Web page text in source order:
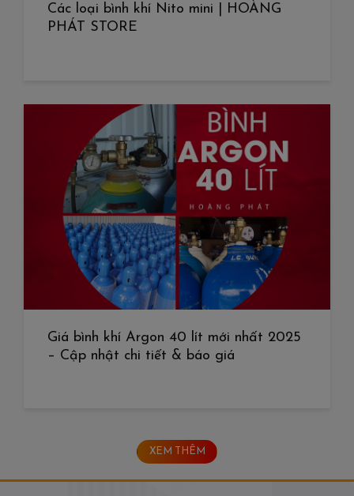
Các loại bình khí Nito mini | HOÀNG
PHÁT STORE
Giá bình khí Argon 40 lít mới nhất 2025
– Cập nhật chi tiết & báo giá
XEM THÊM